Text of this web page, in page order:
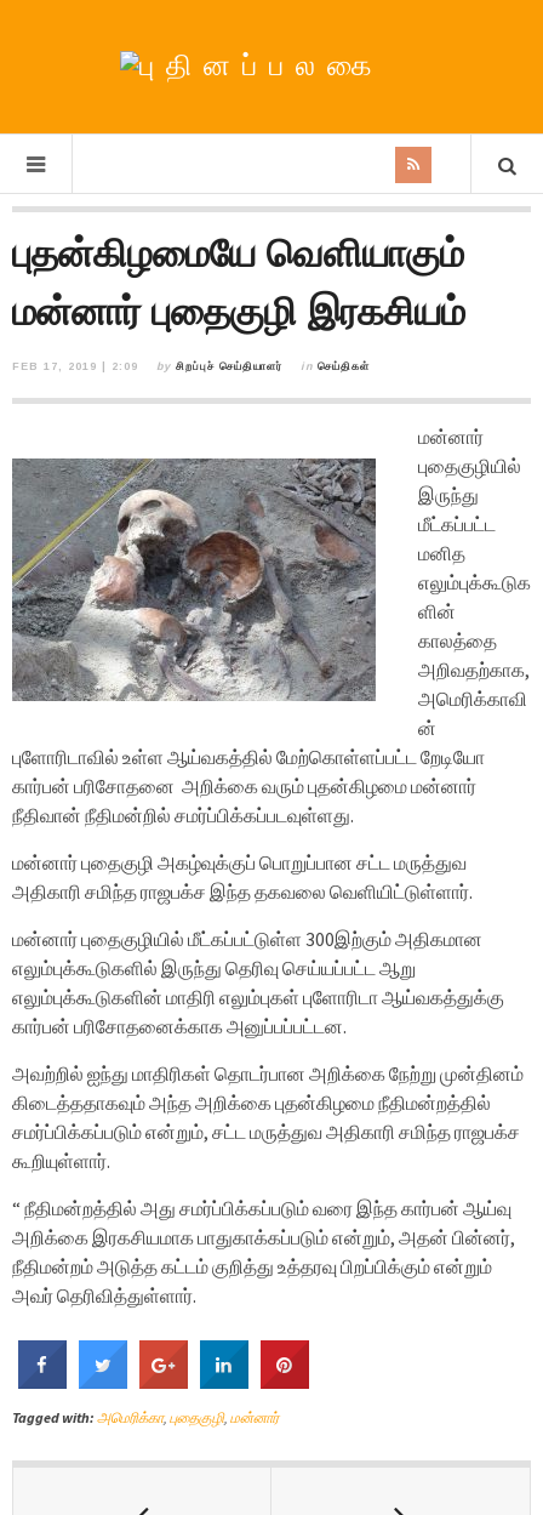
புதன்கிழமையே வெளியாகும்
மன்னார் புதைகுழி இரகசியம்
FEB 17, 2019 | 2:09 by சிறப்புச் செய்தியாளர் in செய்திகள்
மன்னார்
புதைகுழியில்
இருந்து
மீட்கப்பட்ட
மனித
எலும்புக்கூடுக
ளின்
காலத்தை
அறிவதற்காக,
அமெரிக்காவி
ன்
புளோரிடாவில் உள்ள ஆய்வகத்தில் மேற்கொள்ளப்பட்ட றேடியோ
கார்பன் பரிசோதனை அறிக்கை வரும் புதன்கிழமை மன்னார்
நீதிவான் நீதிமன்றில் சமர்ப்பிக்கப்படவுள்ளது.
மன்னார் புதைகுழி அகழ்வுக்குப் பொறுப்பான சட்ட மருத்துவ
அதிகாரி சமிந்த ராஜபக்ச இந்த தகவலை வெளியிட்டுள்ளார்.
மன்னார் புதைகுழியில் மீட்கப்பட்டுள்ள 300இற்கும் அதிகமான
எலும்புக்கூடுகளில் இருந்து தெரிவு செய்யப்பட்ட ஆறு
எலும்புக்கூடுகளின் மாதிரி எலும்புகள் புளோரிடா ஆய்வகத்துக்கு
கார்பன் பரிசோதனைக்காக அனுப்பப்பட்டன.
அவற்றில் ஐந்து மாதிரிகள் தொடர்பான அறிக்கை நேற்று முன்தினம்
கிடைத்ததாகவும் அந்த அறிக்கை புதன்கிழமை நீதிமன்றத்தில்
சமர்ப்பிக்கப்படும் என்றும், சட்ட மருத்துவ அதிகாரி சமிந்த ராஜபக்ச
கூறியுள்ளார்.
“ நீதிமன்றத்தில் அது சமர்ப்பிக்கப்படும் வரை இந்த கார்பன் ஆய்வு
அறிக்கை இரகசியமாக பாதுகாக்கப்படும் என்றும், அதன் பின்னர்,
நீதிமன்றம் அடுத்த கட்டம் குறித்து உத்தரவு பிறப்பிக்கும் என்றும்
அவர் தெரிவித்துள்ளார்.
Tagged with: அமெரிக்கா, புதைகுழி, மன்னார்